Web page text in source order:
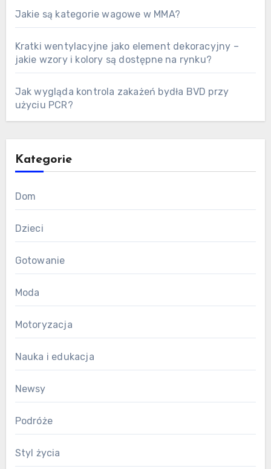
Jakie są kategorie wagowe w MMA?
Kratki wentylacyjne jako element dekoracyjny –
jakie wzory i kolory są dostępne na rynku?
Jak wygląda kontrola zakażeń bydła BVD przy
użyciu PCR?
Kategorie
Dom
Dzieci
Gotowanie
Moda
Motoryzacja
Nauka i edukacja
Newsy
Podróże
Styl życia